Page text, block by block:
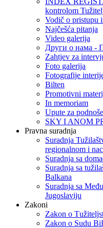
kontrolom
Vodič o pristupu
Najčešća pitanja
Video galerija
Други о нама -
Zahtjev za
Foto galerija
Fotografije
Bilten
Promotivni
In memoriam
Upute za
SKY I ANOM
Pravna suradnja
Suradnja
regionalnom i
Suradnja sa
Suradnja sa
Balkana
Suradnja sa
Jugoslaviju
Zakoni
Zakon o
Zakon o Sudu